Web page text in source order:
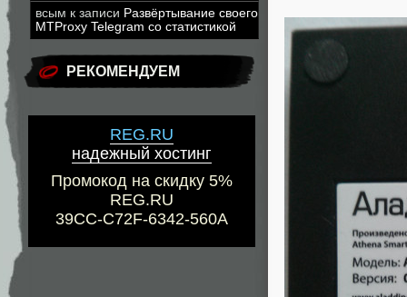
всым к записи Развёртывание своего
MTProxy Telegram со статистикой
РЕКОМЕНДУЕМ
REG.RU
надежный хостинг
Промокод на скидку 5%
REG.RU
39CC-C72F-6342-560A